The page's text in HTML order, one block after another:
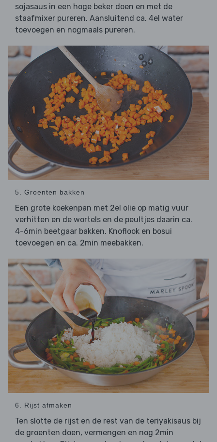
sojasaus in een hoge beker doen en met de
staafmixer pureren. Aansluitend ca. 4el water
toevoegen en nogmaals pureren.
5. Groenten bakken
Een grote koekenpan met 2el olie op matig vuur
verhitten en de wortels en de peultjes daarin ca.
4-6min beetgaar bakken. Knoflook en bosui
toevoegen en ca. 2min meebakken.
6. Rijst afmaken
Ten slotte de rijst en de rest van de teriyakisaus bij
de groenten doen, vermengen en nog 2min